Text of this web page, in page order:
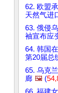
62. 欧盟
天然气进
63. 俄侵
袖宣布应
64. 韩国
第20届总
65. 乌克
廊 🖼️ (
66. 福建